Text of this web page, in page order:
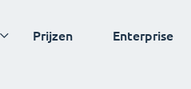
Prijzen Enterprise